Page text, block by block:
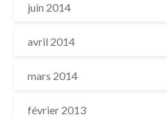
juin 2014
avril 2014
mars 2014
février 2013